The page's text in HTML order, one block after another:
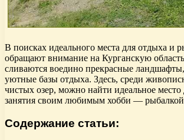
В поисках идеального места для отдыха и
обращают внимание на Курганскую
сливаются воедино прекрасные
уютные базы отдыха. Здесь, среди
чистых озер, можно найти идеальное место
занятия своим любимым хобби —
Содержание статьи: